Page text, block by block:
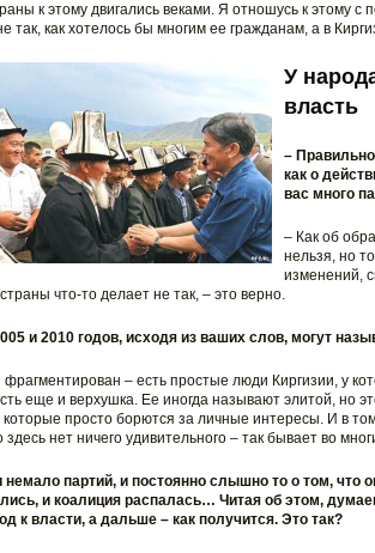
к этому двигались веками. Я отношусь к этому с
так, как хотелось бы многим ее гражданам, а в
У
власть
–
как о
вас много
– Как об
нельзя, но
изменений,
что-то делает не так, – это верно.
и 2010 годов, исходя из ваших слов, могут
– есть простые люди Киргизии, у
еще и верхушка. Ее иногда называют элитой, но
которые просто борются за личные интересы. И в
здесь нет ничего удивительного – так бывает во
немало партий, и постоянно слышно то о том, что
и коалиция распалась… Читая об этом,
к власти, а дальше – как получится. Это так?